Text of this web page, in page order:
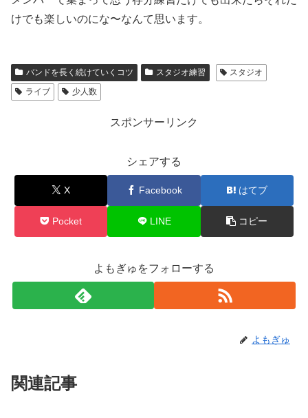
けでも楽しいのにな〜なんて思います。
バンドを長く続けていくコツ スタジオ練習
スタジオ
ライブ
少人数
スポンサーリンク
シェアする
X Facebook はてブ
Pocket LINE コピー
よもぎゅをフォローする
よもぎゅ
関連記事